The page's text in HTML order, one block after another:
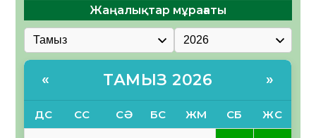
Жаңалықтар мұрағаты
« ТАМЫЗ 2026 »
ДС СС СӘ БС ЖМ СБ ЖС